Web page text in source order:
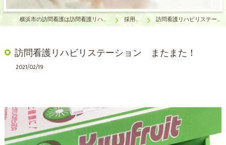
横浜市の訪問看護は訪問看護リハビリステーション リライフ 採用ブログ 訪問看護リハビリステーション またまた！
訪問看護リハビリステーション またまた！
2021/02/19